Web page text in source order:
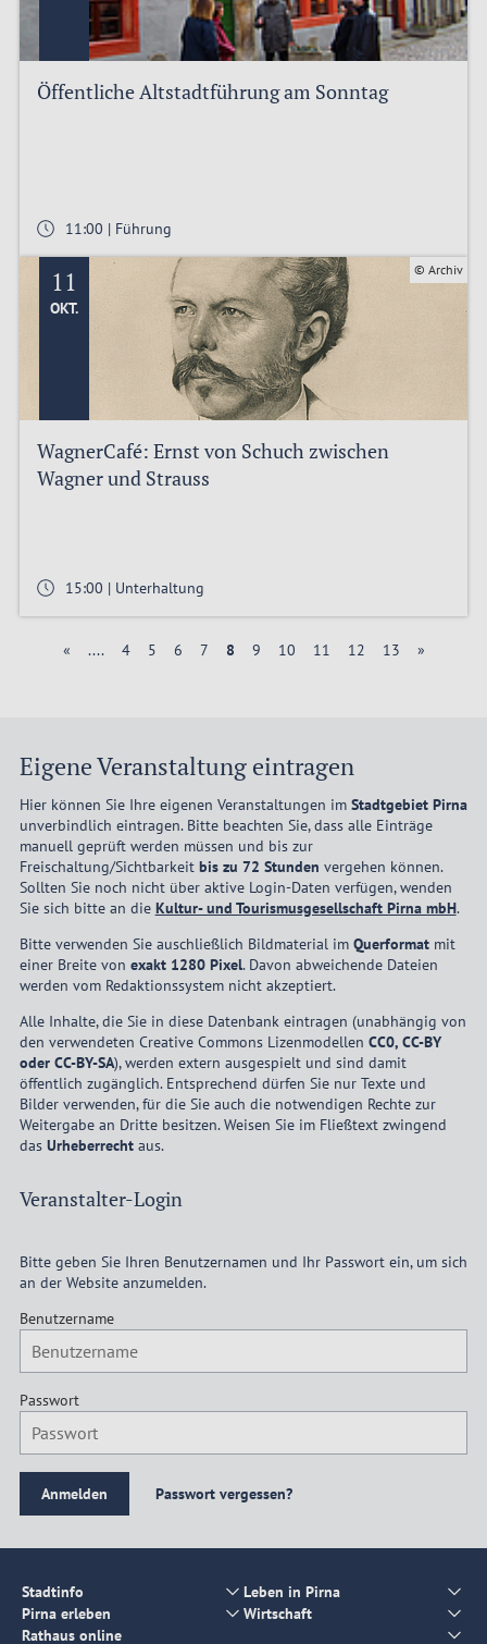
Öffentliche Altstadtführung am Sonntag
11:00 | Führung
11
OKT.
© Archiv
WagnerCafé: Ernst von Schuch zwischen
Wagner und Strauss
15:00 | Unterhaltung
« .... 4 5 6 7 8 9 10 11 12 13 »
Eigene Veranstaltung eintragen
Hier können Sie Ihre eigenen Veranstaltungen imStadtgebiet Pirna
unverbindlich eintragen. Bitte beachten Sie, dass alle Einträge
manuell geprüft werden müssen und bis zur
Freischaltung/Sichtbarkeitbis zu 72 Stunden vergehen können.
Sollten Sie noch nicht über aktive Login-Daten verfügen, wenden
Sie sich bitte an die Kultur- und Tourismusgesellschaft Pirna mbH.
Bitte verwenden Sie auschließlich Bildmaterial im Querformatmit
einer Breite von exakt 1280 Pixel. Davon abweichende Dateien
werden vom Redaktionssystem nicht akzeptiert.
Alle Inhalte, die Sie in diese Datenbank eintragen (unabhängig von
den verwendeten Creative Commons Lizenmodellen CC0, CC-BY
oder CC-BY-SA), werden extern ausgespielt und sind damit
öffentlich zugänglich. Entsprechend dürfen Sie nur Texte und
Bilder verwenden, für die Sie auch die notwendigen Rechte zur
Weitergabe an Dritte besitzen. Weisen Sie im Fließtext zwingend
das Urheberrechtaus.
Veranstalter-Login
Bitte geben Sie Ihren Benutzernamen und Ihr Passwort ein, um sich
an der Website anzumelden.
Benutzername
Passwort
Passwort vergessen?
Stadtinfo
Leben in Pirna
Pirna erleben
Wirtschaft
Rathaus online